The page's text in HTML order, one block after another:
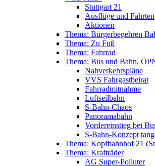
Stuttgart 21
Ausflüge und Fahrten
Aktionen
Thema: Bürgerbegehren
Thema: Zu Fuß
Thema: Fahrrad
Thema: Bus und Bahn,
Nahverkehrspläne
VVS Fahrgastbeirat
Fahrradmitnahme
Luftseilbahn
S-Bahn-Chaos
Panoramabahn
Vordereinstieg bei
S-Bahn-Konzept
Thema: Kopfbahnhof 21
Thema: Krafträder
AG Super-Polluter